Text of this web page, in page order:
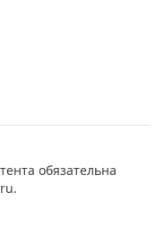
обязательна